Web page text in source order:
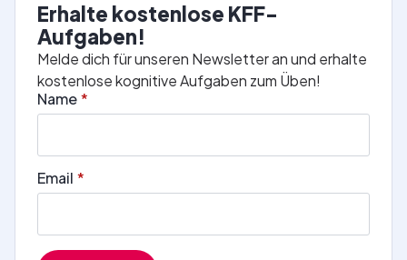
Erhalte kostenlose KFF-
Aufgaben!
Melde dich für unseren Newsletter an und erhalte
kostenlose kognitive Aufgaben zum Üben!
Name*
Email *